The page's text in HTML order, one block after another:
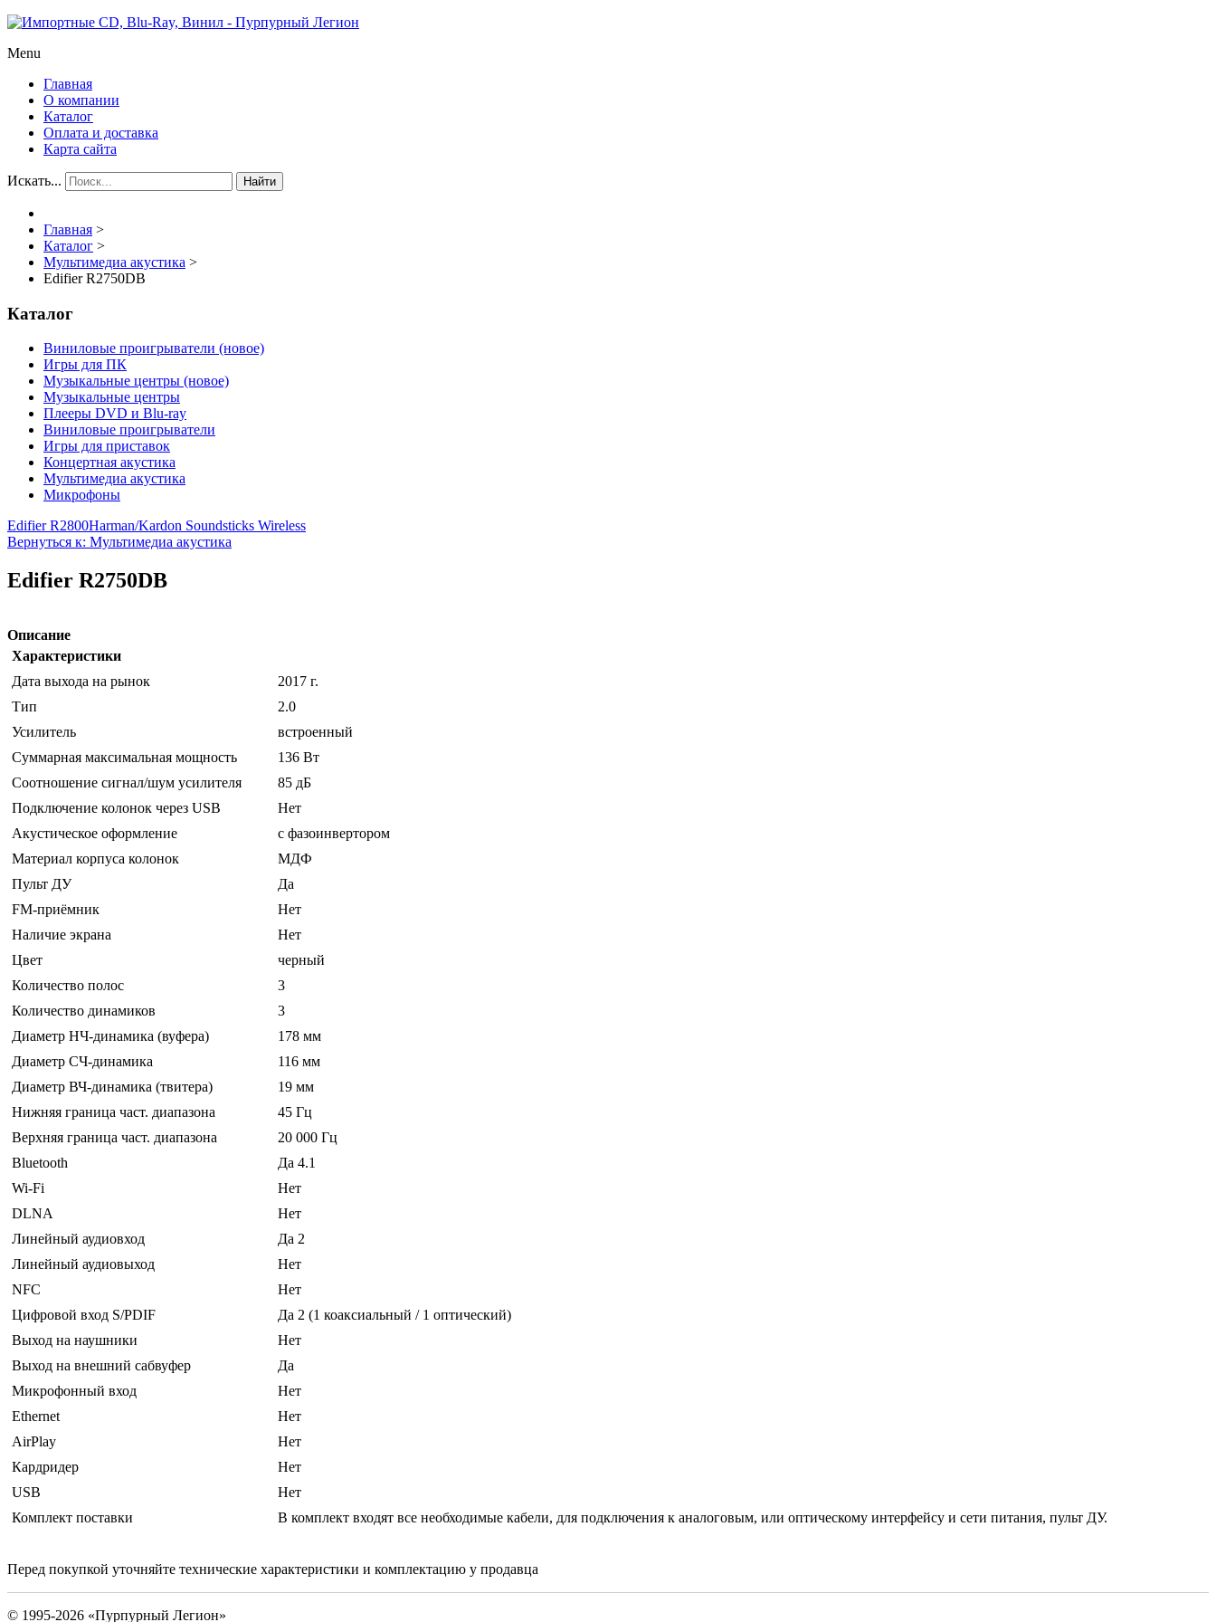
Menu
Главная
О компании
Каталог
Оплата и доставка
Карта сайта
Искать... Найти
Главная >
Каталог >
Мультимедиа акустика >
Edifier R2750DB
Каталог
Виниловые проигрыватели (новое)
Игры для ПК
Музыкальные центры (новое)
Музыкальные центры
Плееры DVD и Blu-ray
Виниловые проигрыватели
Игры для приставок
Концертная акустика
Мультимедиа акустика
Микрофоны
Edifier R2800Harman/Kardon Soundsticks Wireless
Вернуться к: Мультимедиа акустика
Edifier R2750DB
Описание
Характеристики
Дата выхода на рынок
2017 г.
Тип
2.0
Усилитель
встроенный
Суммарная максимальная мощность
136 Вт
Соотношение сигнал/шум усилителя
85 дБ
Подключение колонок через USB
Нет
Акустическое оформление
с фазоинвертором
Материал корпуса колонок
МДФ
Пульт ДУ
Да
FM-приёмник
Нет
Наличие экрана
Нет
Цвет
черный
Количество полос
3
Количество динамиков
3
Диаметр НЧ-динамика (вуфера)
178 мм
Диаметр СЧ-динамика
116 мм
Диаметр ВЧ-динамика (твитера)
19 мм
Нижняя граница част. диапазона
45 Гц
Верхняя граница част. диапазона
20 000 Гц
Bluetooth
Да 4.1
Wi-Fi
Нет
DLNA
Нет
Линейный аудиовход
Да 2
Линейный аудиовыход
Нет
NFC
Нет
Цифровой вход S/PDIF
Да 2 (1 коаксиальный / 1 оптический)
Выход на наушники
Нет
Выход на внешний сабвуфер
Да
Микрофонный вход
Нет
Ethernet
Нет
AirPlay
Нет
Кардридер
Нет
USB
Нет
Комплект поставки
В комплект входят все необходимые кабели, для подключения к аналоговым, или оптическому интерфейсу и сети питания, пульт ДУ.
Перед покупкой уточняйте технические характеристики и комплектацию у продавца
© 1995-2026 «Пурпурный Легион»